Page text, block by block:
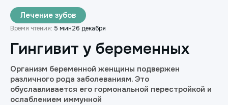
Лечение зубов
Время чтения: 5 мин26 декабря
Гингивит у беременных
Организм беременной женщины подвержен
различного рода заболеваниям. Это
обуславливается его гормональной перестройкой и
ослаблением иммунной